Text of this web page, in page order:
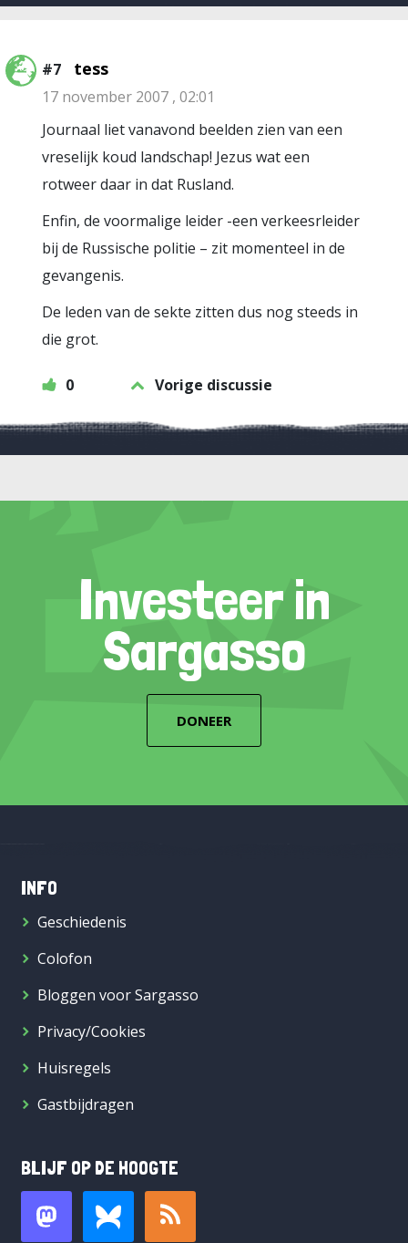
#7 tess
17 november 2007 , 02:01
Journaal liet vanavond beelden zien van een
vreselijk koud landschap! Jezus wat een
rotweer daar in dat Rusland.
Enfin, de voormalige leider -een verkeesrleider
bij de Russische politie – zit momenteel in de
gevangenis.
De leden van de sekte zitten dus nog steeds in
die grot.
0 Vorige discussie
Investeer in
Sargasso
DONEER
INFO
Geschiedenis
Colofon
Bloggen voor Sargasso
Privacy/Cookies
Huisregels
Gastbijdragen
BLIJF OP DE HOOGTE